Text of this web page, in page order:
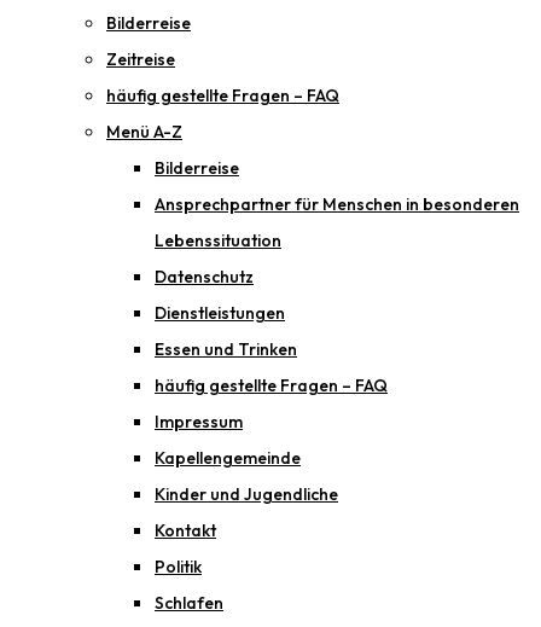
Bilderreise
Zeitreise
häufig gestellte Fragen – FAQ
Menü A-Z
Bilderreise
Ansprechpartner für Menschen in besonderen
Lebenssituation
Datenschutz
Dienstleistungen
Essen und Trinken
häufig gestellte Fragen – FAQ
Impressum
Kapellengemeinde
Kinder und Jugendliche
Kontakt
Politik
Schlafen